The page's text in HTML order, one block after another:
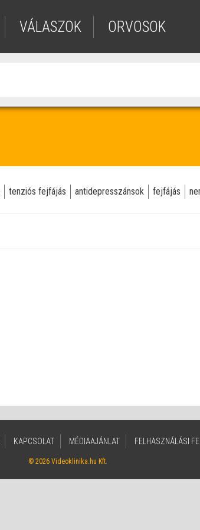
VÁLASZOK ORVOSOK
tenziós fejfájás antidepresszánsok fejfájás
KAPCSOLAT MÉDIAAJÁNLAT FELHASZNÁLÁSI
© 2026 Videoklinika.hu Kft.